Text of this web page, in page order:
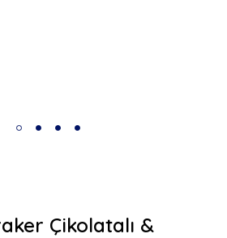
Çikolatalı &